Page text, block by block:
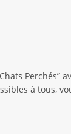
à tous,